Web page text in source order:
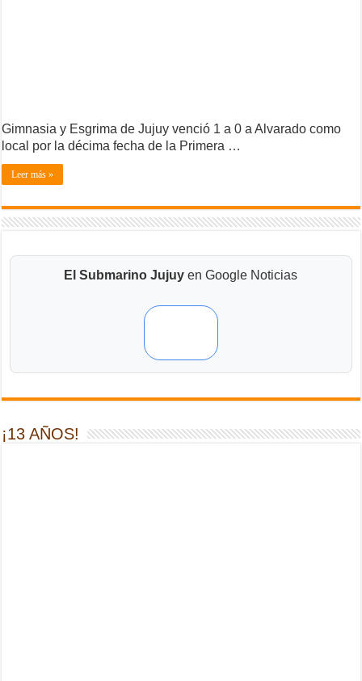
Gimnasia y Esgrima de Jujuy venció 1 a 0 a Alvarado como
local por la décima fecha de la Primera …
Leer más »
El Submarino Jujuy en Google Noticias
¡13 AÑOS!